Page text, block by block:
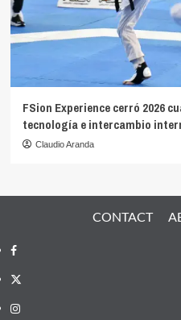
FSion Experience cerró 2026
tecnología e intercambio
Claudio Aranda
CONTACT
Facebook
X
Instagram